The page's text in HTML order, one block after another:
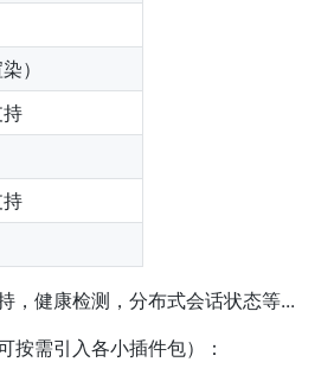
）
，健康检测，分布式会话状态等...
按需引入各小插件包）：